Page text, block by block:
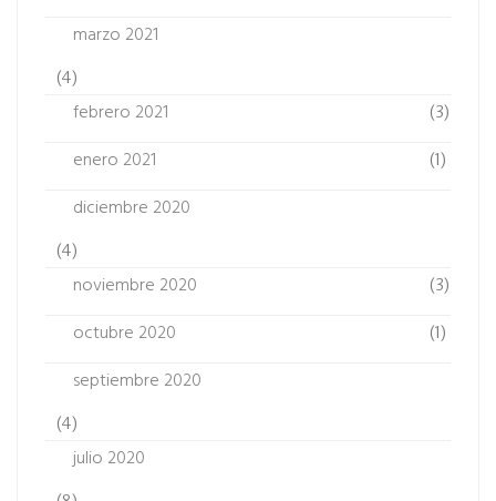
marzo 2021
(4)
febrero 2021 (3)
enero 2021 (1)
diciembre 2020
(4)
noviembre 2020 (3)
octubre 2020 (1)
septiembre 2020
(4)
julio 2020